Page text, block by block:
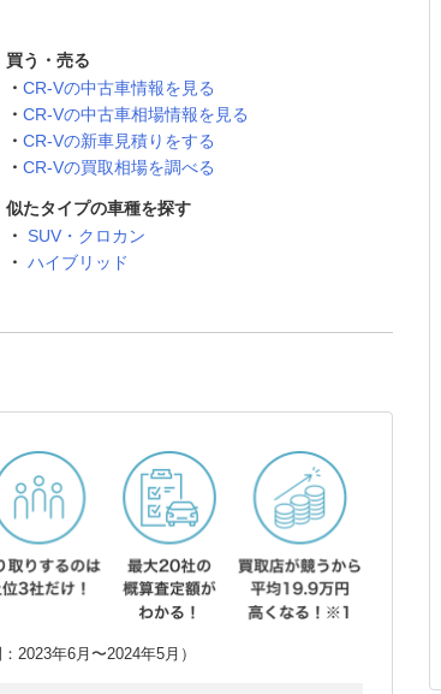
買う・売る
CR-Vの中古車情報を見る
CR-Vの中古車相場情報を見る
CR-Vの新車見積りをする
CR-Vの買取相場を調べる
似たタイプの車種を探す
SUV・クロカン
ハイブリッド
2023年6月〜2024年5月）